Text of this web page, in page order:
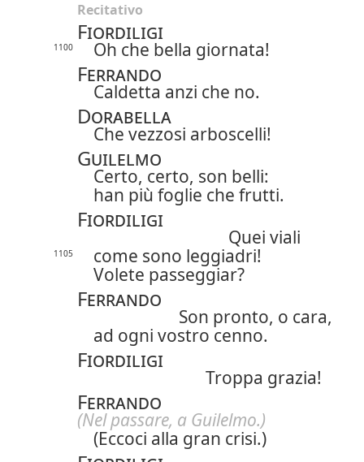
Recitativo
Fiordiligi
1100 Oh che bella giornata!
Ferrando
Caldetta anzi che no.
Dorabella
Che vezzosi arboscelli!
Guilelmo
Certo, certo, son belli:
han più foglie che frutti.
Fiordiligi
Quei viali
1105
come sono leggiadri!
Volete passeggiar?
Ferrando
Son pronto, o cara,
ad ogni vostro cenno.
Fiordiligi
Troppa grazia!
Ferrando
(Nel passare, a Guilelmo.)
(Eccoci alla gran crisi.)